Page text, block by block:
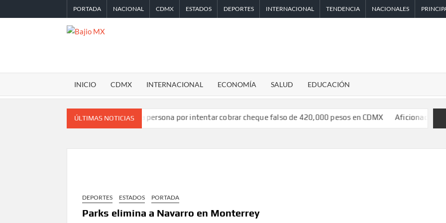
al
PORTADA NACIONAL CDMX ESTADOS DEPORTES INTERNACIONAL TENDENCIA NACIONALES
MX
INICIO CDMX INTERNACIONAL ECONOMÍA SALUD EDUCACIÓN
ÚLTIMAS NOTICIAS
Detienen a persona por intentar cobrar cheque falso de 420,000 pesos en CDMX Aficionado encara a Mikel
DEPORTES ESTADOS PORTADA
Parks elimina a Navarro en Monterrey